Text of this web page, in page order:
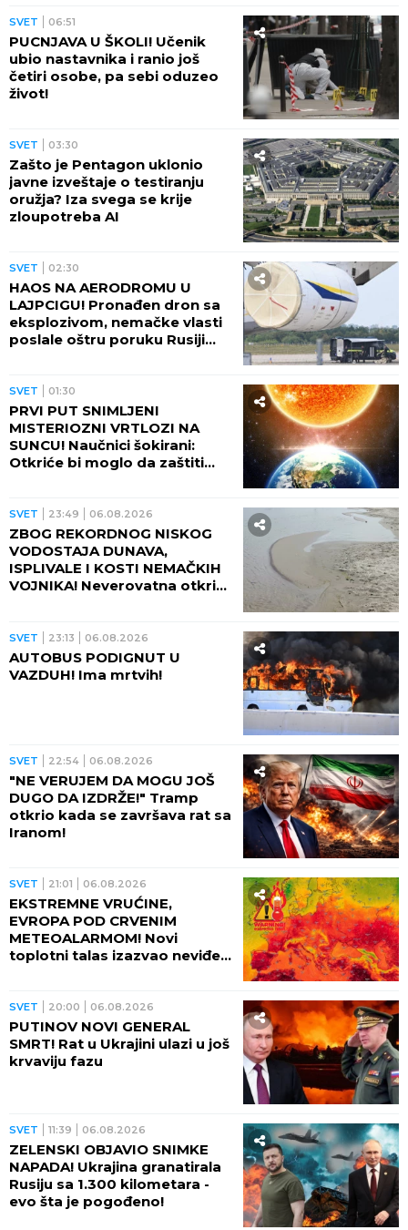
SVET 06:51
PUCNJAVA U ŠKOLI! Učenik
ubio nastavnika i ranio još
četiri osobe, pa sebi oduzeo
život!
SVET 03:30
Zašto je Pentagon uklonio
javne izveštaje o testiranju
oružja? Iza svega se krije
zloupotreba AI
SVET 02:30
HAOS NA AERODROMU U
LAJPCIGU! Pronađen dron sa
eksplozivom, nemačke vlasti
poslale oštru poruku Rusiji
SVET 01:30
PRVI PUT SNIMLJENI
MISTERIOZNI VRTLOZI NA
SUNCU! Naučnici šokirani:
Otkriće bi moglo da zaštiti
SVET 23:49 06.08.2026
ZBOG REKORDNOG NISKOG
VODOSTAJA DUNAVA,
ISPLIVALE I KOSTI NEMAČKIH
VOJNIKA! Neverovatna otkrića
SVET 23:13 06.08.2026
AUTOBUS PODIGNUT U
VAZDUH! Ima mrtvih!
SVET 22:54 06.08.2026
"NE VERUJEM DA MOGU JOŠ
DUGO DA IZDRŽE!" Tramp
otkrio kada se završava rat sa
Iranom!
SVET 21:01 06.08.2026
EKSTREMNE VRUĆINE,
EVROPA POD CRVENIM
METEOALARMOM! Novi
toplotni talas izazvao neviđeni
SVET 20:00 06.08.2026
PUTINOV NOVI GENERAL
SMRT! Rat u Ukrajini ulazi u još
krvaviju fazu
SVET 11:39 06.08.2026
ZELENSKI OBJAVIO SNIMKE
NAPADA! Ukrajina granatirala
Rusiju sa 1.300 kilometara -
evo šta je pogođeno!